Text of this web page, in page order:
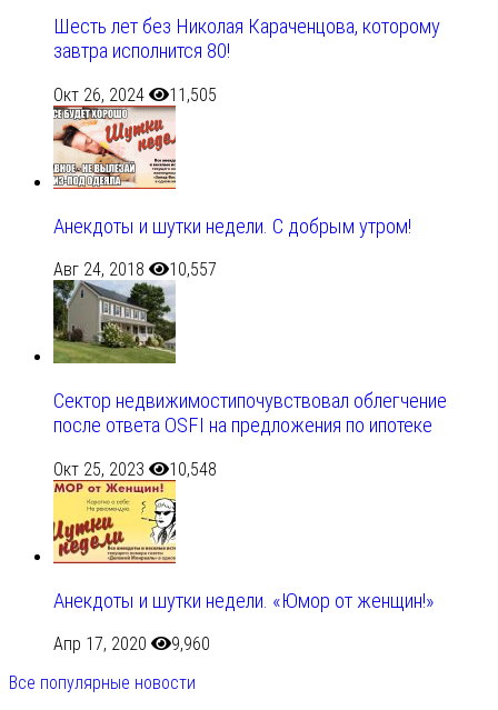
Шесть лет без Николая Караченцова, которому
завтра исполнится 80!
Окт 26, 2024 11,505
Анекдоты и шутки недели. С добрым утром!
Авг 24, 2018 10,557
Сектор недвижимостипочувствовал облегчение
после ответа OSFI на предложения по ипотеке
Окт 25, 2023 10,548
Анекдоты и шутки недели. «Юмор от женщин!»
Апр 17, 2020
9,960
Все популярные новости